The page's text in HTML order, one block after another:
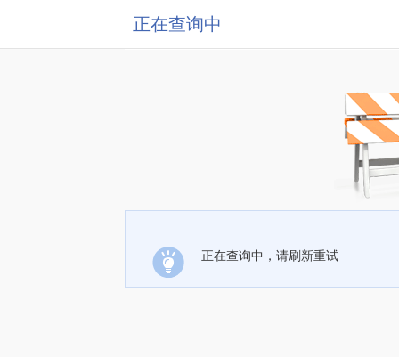
正在查询中
正在查询中，请刷新重试